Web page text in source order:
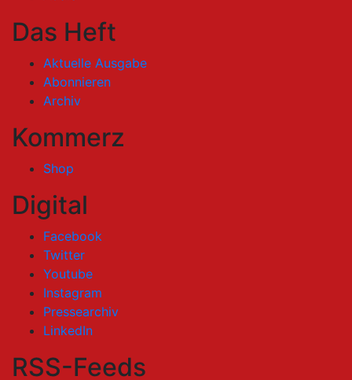
Das Heft
Aktuelle Ausgabe
Abonnieren
Archiv
Kommerz
Shop
Digital
Facebook
Twitter
Youtube
Instagram
Pressearchiv
LinkedIn
RSS-Feeds